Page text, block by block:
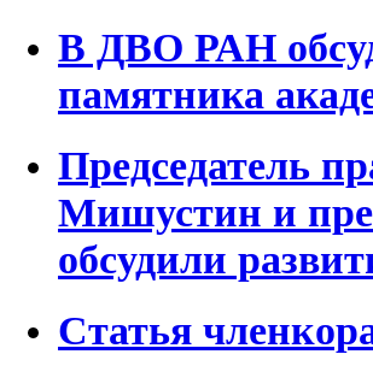
В ДВО РАН
памятника
Председатель
Мишустин и
обсудили
Статья